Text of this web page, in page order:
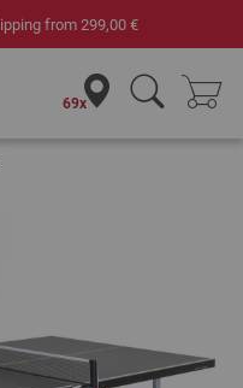
Your expert in home fitness for 42
69x